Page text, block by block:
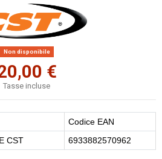
Non disponibile
€
Tasse incluse
Codice EAN
CST
6933882570962